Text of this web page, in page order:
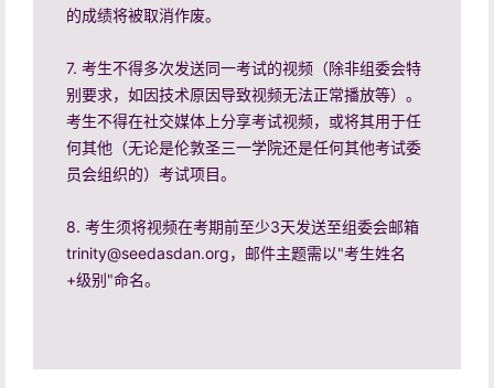
的成绩将被取消作废。
7. 考生不得多次发送同一考试的视频（除非组委会特
别要求，如因技术原因导致视频无法正常播放等）。
考生不得在社交媒体上分享考试视频，或将其用于任
何其他（无论是伦敦圣三一学院还是任何其他考试委
员会组织的）考试项目。
8. 考生须将视频在考期前至少3天发送至组委会邮箱
trinity@seedasdan.org，邮件主题需以"考生姓名
+级别"命名。